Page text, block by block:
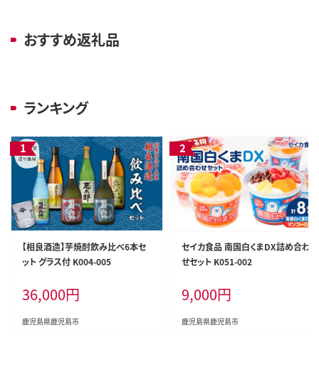
おすすめ返礼品
ランキング
【相良酒造】芋焼酎飲み比べ6本セ
ット グラス付 K004-005
36,000円
鹿児島県鹿児島市
セイカ食品 南国白くまDX詰め合わ
せセット K051-002
9,000円
鹿児島県鹿児島市